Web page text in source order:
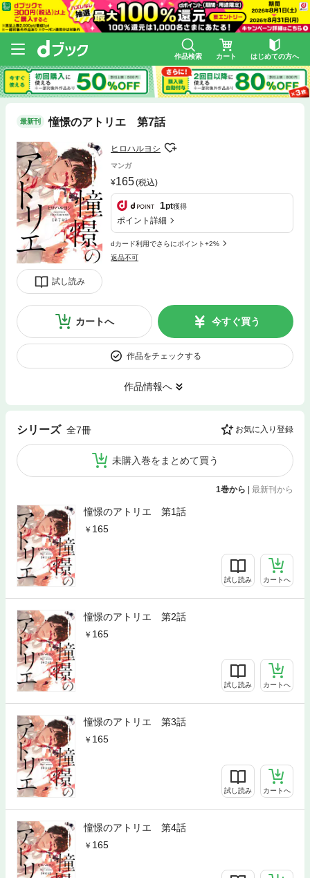
作品検索 カート はじめての方へ
最新刊 憧憬のアトリエ 第7話
試し読み
ヒロハルヨシ
マンガ
165(税込)
1pt獲得
ポイント詳細
dカード利用でさらにポイント+2%
返品不可
カートへ 今すぐ買う
作品をチェックする
作品情報へ
シリーズ 全7冊 お気に入り登録
未購入巻をまとめて買う
1巻から | 最新刊から
憧憬のアトリエ 第1話
165
試し読み カートへ
憧憬のアトリエ 第2話
165
試し読み カートへ
憧憬のアトリエ 第3話
165
試し読み カートへ
憧憬のアトリエ 第4話
165